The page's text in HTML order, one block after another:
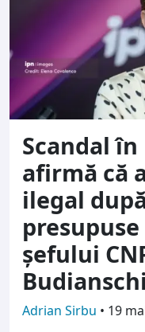
Scandal în
afirmă că
ilegal
șefului
Budianschi
Adrian Sirbu • 19